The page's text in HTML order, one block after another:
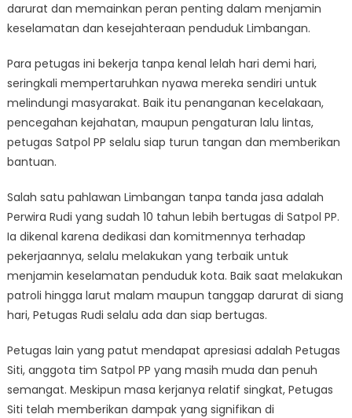
darurat dan memainkan peran penting dalam menjamin
keselamatan dan kesejahteraan penduduk Limbangan.
Para petugas ini bekerja tanpa kenal lelah hari demi hari,
seringkali mempertaruhkan nyawa mereka sendiri untuk
melindungi masyarakat. Baik itu penanganan kecelakaan,
pencegahan kejahatan, maupun pengaturan lalu lintas,
petugas Satpol PP selalu siap turun tangan dan memberikan
bantuan.
Salah satu pahlawan Limbangan tanpa tanda jasa adalah
Perwira Rudi yang sudah 10 tahun lebih bertugas di Satpol PP.
Ia dikenal karena dedikasi dan komitmennya terhadap
pekerjaannya, selalu melakukan yang terbaik untuk
menjamin keselamatan penduduk kota. Baik saat melakukan
patroli hingga larut malam maupun tanggap darurat di siang
hari, Petugas Rudi selalu ada dan siap bertugas.
Petugas lain yang patut mendapat apresiasi adalah Petugas
Siti, anggota tim Satpol PP yang masih muda dan penuh
semangat. Meskipun masa kerjanya relatif singkat, Petugas
Siti telah memberikan dampak yang signifikan di